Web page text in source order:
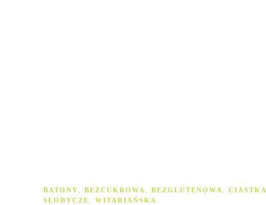
BATONY, BEZCUKROWA , BEZGLUTENOWA , CIASTKA
SŁODYCZE, WITARIAŃSKA